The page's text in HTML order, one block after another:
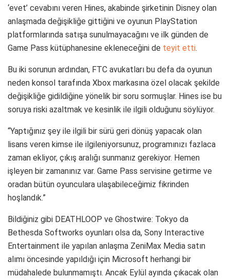
‘evet’ cevabını veren Hines, akabinde şirketinin Disney olan
anlaşmada değişikliğe gittiğini ve oyunun PlayStation
platformlarında satışa sunulmayacağını ve ilk günden de
Game Pass kütüphanesine ekleneceğini de teyit etti.
Bu iki sorunun ardından, FTC avukatları bu defa da oyunun
neden konsol tarafında Xbox markasına özel olacak şekilde
değişikliğe gidildiğine yönelik bir soru sormuşlar. Hines ise bu
soruya riski azaltmak ve kesinlik ile ilgili olduğunu söylüyor.
“Yaptığınız şey ile ilgili bir sürü geri dönüş yapacak olan
lisans veren kimse ile ilgileniyorsunuz, programınızı fazlaca
zaman ekliyor, çıkış aralığı sunmanız gerekiyor. Hemen
işleyen bir zamanınız var. Game Pass servisine getirme ve
oradan bütün oyunculara ulaşabileceğimiz fikrinden
hoşlandık.”
Bildiğiniz gibi DEATHLOOP ve Ghostwire: Tokyo da
Bethesda Softworks oyunları olsa da, Sony Interactive
Entertainment ile yapılan anlaşma ZeniMax Media satın
alımı öncesinde yapıldığı için Microsoft herhangi bir
müdahalede bulunmamıştı. Ancak Eylül ayında çıkacak olan